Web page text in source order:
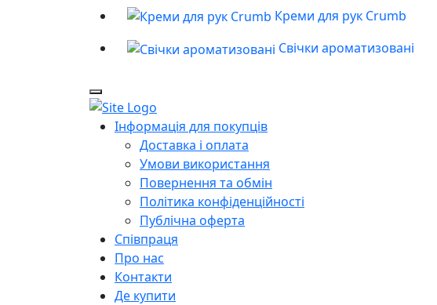
Креми для рук Crumb
Свічки ароматизовані
Інформація для покупців
Доставка і оплата
Умови використання
Повернення та обмін
Політика конфіденційності
Публічна оферта
Співпраця
Про нас
Контакти
Де купити